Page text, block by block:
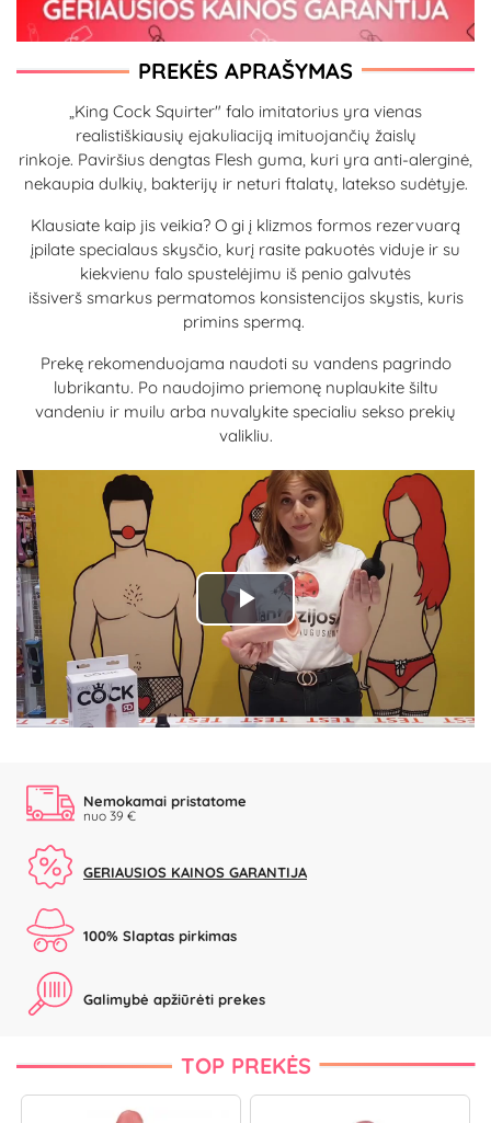
PREKĖS APRAŠYMAS
„King Cock Squirter" falo imitatorius yra vienas
realistiškiausių ejakuliaciją imituojančių žaislų
rinkoje. Paviršius dengtas Flesh guma, kuri yra anti-alerginė,
nekaupia dulkių, bakterijų ir neturi ftalatų, latekso sudėtyje.
Klausiate kaip jis veikia? O gi į klizmos formos rezervuarą
įpilate specialaus skysčio, kurį rasite pakuotės viduje ir su
kiekvienu falo spustelėjimu iš penio galvutės
išsiverš smarkus permatomos konsistencijos skystis, kuris
primins spermą.
Prekę rekomenduojama naudoti su vandens pagrindo
lubrikantu. Po naudojimo priemonę nuplaukite šiltu
vandeniu ir muilu arba nuvalykite specialiu sekso prekių
valikliu.
Play
Video
Nemokamai pristatome
nuo 39 €
GERIAUSIOS KAINOS GARANTIJA
100% Slaptas pirkimas
Galimybė apžiūrėti prekes
TOP PREKĖS